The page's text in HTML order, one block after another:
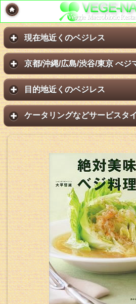
現在地近くのベジレス
京都/沖縄/広島/渋谷/東京 べジ
目的地近くのベジレス
ケータリングなどサービスタ